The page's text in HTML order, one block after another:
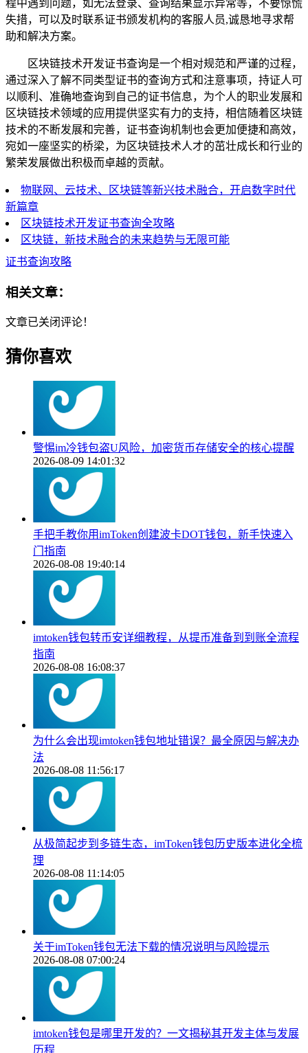
程中遇到问题，如无法登录、查询结果显示异常等，不要惊慌
失措，可以及时联系证书颁发机构的客服人员,诚恳地寻求帮
助和解决方案。
区块链技术开发证书查询是一个相对规范和严谨的过程，
通过深入了解不同类型证书的查询方式和注意事项，持证人可
以顺利、准确地查询到自己的证书信息，为个人的职业发展和
区块链技术领域的应用提供坚实有力的支持，相信随着区块链
技术的不断发展和完善，证书查询机制也会更加便捷和高效，
宛如一座坚实的桥梁，为区块链技术人才的茁壮成长和行业的
繁荣发展做出积极而卓越的贡献。
物联网、云技术、区块链等新兴技术融合，开启数字时代
新篇章
区块链技术开发证书查询全攻略
区块链，新技术融合的未来趋势与无限可能
证书查询攻略
相关文章：
文章已关闭评论！
猜你喜欢
警惕im冷钱包盗U风险，加密货币存储安全的核心提醒
2026-08-09 14:01:32
手把手教你用imToken创建波卡DOT钱包，新手快速入
门指南
2026-08-08 19:40:14
imtoken钱包转币安详细教程，从提币准备到到账全流程
指南
2026-08-08 16:08:37
为什么会出现imtoken钱包地址错误？最全原因与解决办
法
2026-08-08 11:56:17
从极简起步到多链生态，imToken钱包历史版本进化全梳
理
2026-08-08 11:14:05
关于imToken钱包无法下载的情况说明与风险提示
2026-08-08 07:00:24
imtoken钱包是哪里开发的？一文揭秘其开发主体与发展
历程